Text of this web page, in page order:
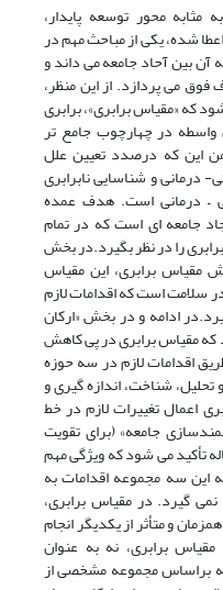
محور توسعه پایدار،
شده، یکی از مباحث مهم در
آن بین آحاد جامعه می داند و
می پردازد. از این منظر،
که «مقیاس برابری»، برابری
در چهارچوب جامع تر
این که درصدد تعیین علل
درمانی و شناسایی نابرابری
– درمانی است. هدف عمده
جامعه ای است که در تمام
را در نظر بگیرد.در بخش
مقیاس برابری، این مقیاس
سلامت است که اقدامات لازم
ادامه و در بخش «ارکان
که مقیاس برابری در پی کاهش
اقدامات لازم در سه حوزه
تحلیل، شناخت، اندازه گیری و
اعمال تغییرات لازم در خط
جامعه» (برای تقویت
تأکید می شود که ویژگی مهم
این سه مجموعه اقدامات به
گیرد. در مقیاس برابری،
و متأثر از یکدیگر انجام
برابری، نه به عنوان
براساس مجموعه مشخصی از